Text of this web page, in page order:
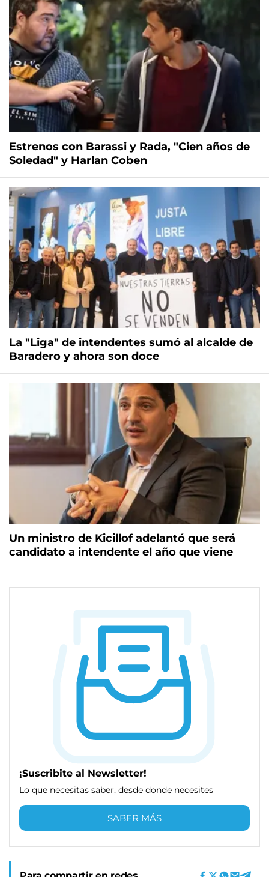
Estrenos con Barassi y Rada, "Cien años de
Soledad" y Harlan Coben
La "Liga" de intendentes sumó al alcalde de
Baradero y ahora son doce
Un ministro de Kicillof adelantó que será
candidato a intendente el año que viene
¡Suscribite al Newsletter!
Lo que necesitas saber, desde donde necesites
SABER MÁS